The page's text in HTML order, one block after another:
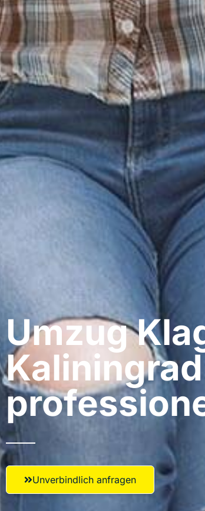
Umzug
Unverbindlich anfragen